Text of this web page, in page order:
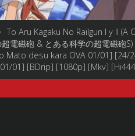
To Aru Kagaku No Railgun I y II (A
電磁砲 & とある科学の超電磁砲
Mato desu kara OVA 01/01] [24/
01] [BDrip] [1080p] [Mkv]